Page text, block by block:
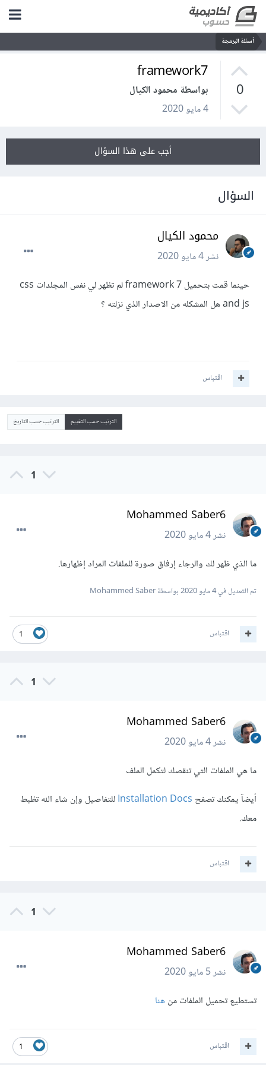
أسئلة البرمجة
0
framework7
بواسطة محمود الكيال
4 مايو 2020
أجب على هذا السؤال
السؤال
محمود الكيال
نشر4 مايو 2020
حينما قمت بتحميل framework 7 لم تظهر لي نفس المجلدات css
and js هل المشكله من الاصدار الذي نزلته ؟
اقتباس
الترتيب حسب التقييم الترتيب حسب التاريخ
1
Mohammed Saber6
نشر4 مايو 2020
ما الذي ظهر لك والرجاء إرفاق صورة للملفات المراد إظهارها.
تم التعديل في4 مايو 2020 بواسطة Mohammed Saber
1 اقتباس
1
Mohammed Saber6
نشر4 مايو 2020
ما هي الملفات التي تنقصك لتكمل الملف
أيضآ يمكنك تصفح Installation Docs للتفاصيل وإن شاء الله تظبط
معك.
اقتباس
1
Mohammed Saber6
نشر5 مايو 2020
تستطيع تحميل الملفات منهنا
1 اقتباس